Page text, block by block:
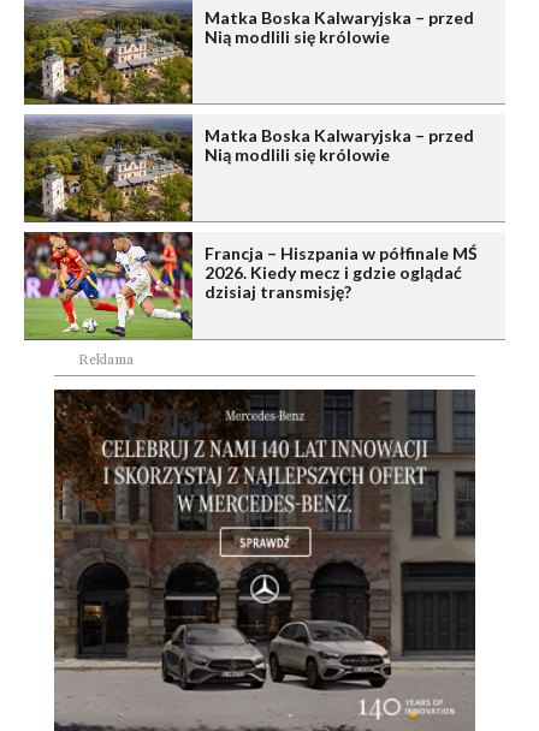
Matka Boska Kalwaryjska – przed
Nią modlili się królowie
Matka Boska Kalwaryjska – przed
Nią modlili się królowie
Francja – Hiszpania w półfinale MŚ
2026. Kiedy mecz i gdzie oglądać
dzisiaj transmisję?
Reklama